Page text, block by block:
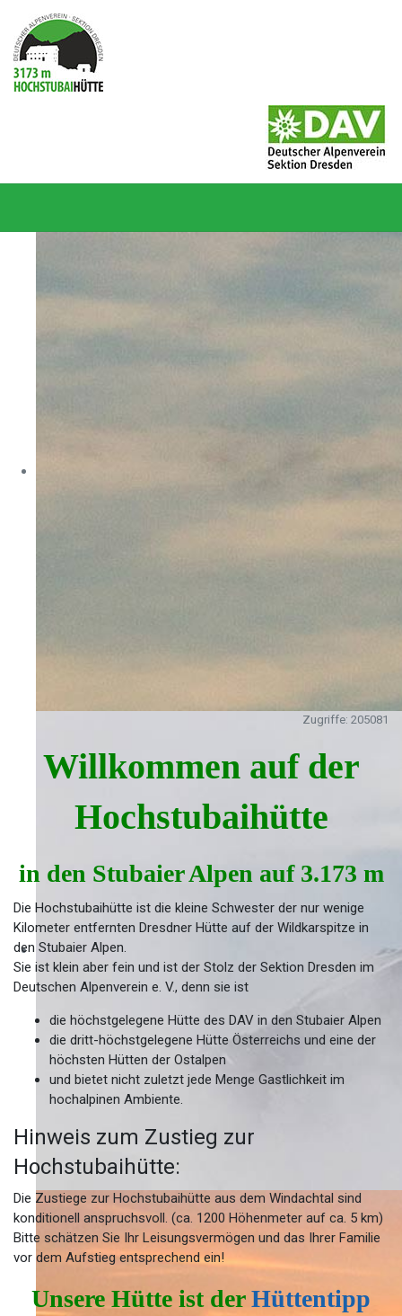
Zugriffe: 205081
Willkommen auf der
Hochstubaihütte
in den Stubaier Alpen auf 3.173 m
Die Hochstubaihütte ist die kleine Schwester der nur wenige
Kilometer entfernten Dresdner Hütte auf der Wildkarspitze in
den Stubaier Alpen.
Sie ist klein aber fein und ist der Stolz der Sektion Dresden im
Deutschen Alpenverein e. V., denn sie ist
die höchstgelegene Hütte des DAV in den Stubaier Alpen
die dritt-höchstgelegene Hütte Österreichs und eine der
höchsten Hütten der Ostalpen
und bietet nicht zuletzt jede Menge Gastlichkeit im
hochalpinen Ambiente.
Hinweis zum Zustieg zur
Hochstubaihütte:
Die Zustiege zur Hochstubaihütte aus dem Windachtal sind
konditionell anspruchsvoll. (ca. 1200 Höhenmeter auf ca. 5 km)
Bitte schätzen Sie Ihr Leisungsvermögen und das Ihrer Familie
vor dem Aufstieg entsprechend ein!
Unsere Hütte ist derHüttentipp